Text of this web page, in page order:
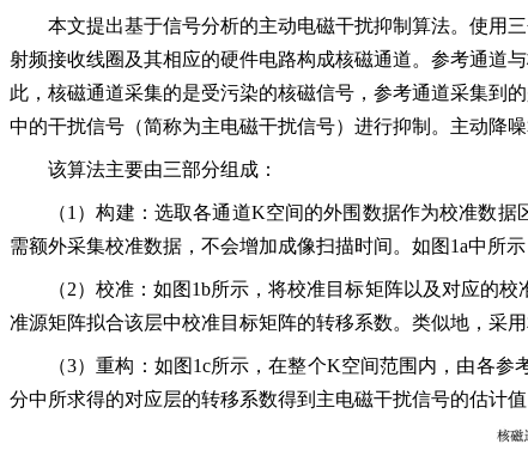
本文提出基于信号分析的主动电磁干扰抑制算法。使用
射频接收线圈及其相应的硬件电路构成核磁通道。参考通道
此，核磁通道采集的是受污染的核磁信号，参考通道采集到
中的干扰信号（简称为主电磁干扰信号）进行抑制。主动降噪
该算法主要由三部分组成：
（1）构建：选取各通道K空间的外围数据作为校准数
需额外采集校准数据，不会增加成像扫描时间。如图1a中所
（2）校准：如图1b所示，将校准目标矩阵以及对应的
准源矩阵拟合该层中校准目标矩阵的转移系数。类似地，采
（3）重构：如图1c所示，在整个K空间范围内，由各
分中所求得的对应层的转移系数得到主电磁干扰信号的估计